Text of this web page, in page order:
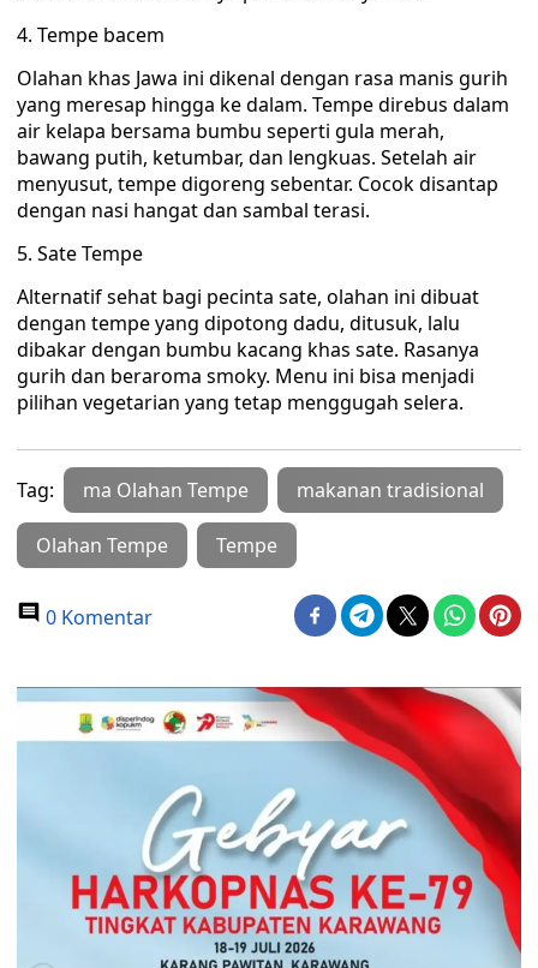
4. Tempe bacem
Olahan khas Jawa ini dikenal dengan rasa manis gurih
yang meresap hingga ke dalam. Tempe direbus dalam
air kelapa bersama bumbu seperti gula merah,
bawang putih, ketumbar, dan lengkuas. Setelah air
menyusut, tempe digoreng sebentar. Cocok disantap
dengan nasi hangat dan sambal terasi.
5. Sate Tempe
Alternatif sehat bagi pecinta sate, olahan ini dibuat
dengan tempe yang dipotong dadu, ditusuk, lalu
dibakar dengan bumbu kacang khas sate. Rasanya
gurih dan beraroma smoky. Menu ini bisa menjadi
pilihan vegetarian yang tetap menggugah selera.
Tag: ma Olahan Tempe makanan tradisional
Olahan Tempe Tempe
0 Komentar